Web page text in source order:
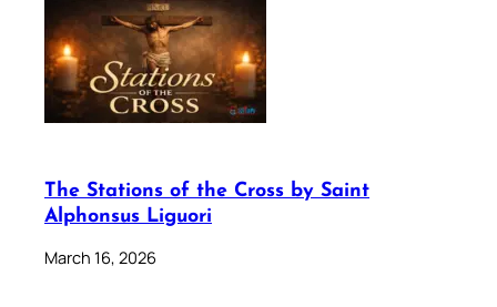
The Stations of the Cross by Saint
Alphonsus Liguori
March 16, 2026